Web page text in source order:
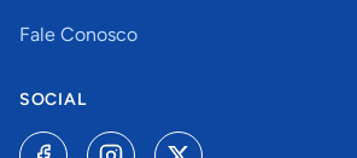
Fale Conosco
SOCIAL